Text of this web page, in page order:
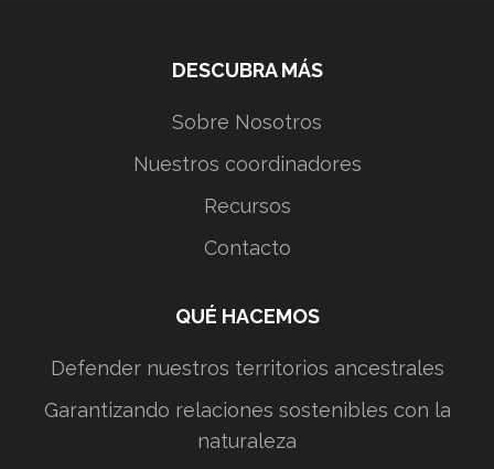
DESCUBRA MÁS
Sobre Nosotros
Nuestros coordinadores
Recursos
Contacto
QUÉ HACEMOS
Defender nuestros territorios ancestrales
Garantizando relaciones sostenibles con la
naturaleza